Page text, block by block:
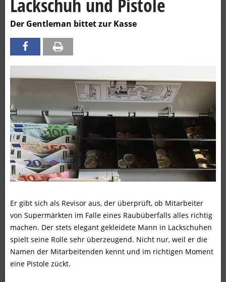
Lackschuh und Pistole
Der Gentleman bittet zur Kasse
Er gibt sich als Revisor aus, der überprüft, ob Mitarbeiter
von Supermärkten im Falle eines Raubüberfalls alles richtig
machen. Der stets elegant gekleidete Mann in Lackschuhen
spielt seine Rolle sehr überzeugend. Nicht nur, weil er die
Namen der Mitarbeitenden kennt und im richtigen Moment
eine Pistole zückt.